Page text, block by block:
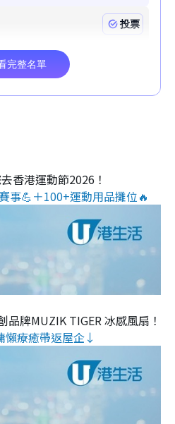
香港運動節2026！
事💪＋100+運動用品攤位🔥
品牌MUZIK TIGER 冰感風扇！
懶療癒帶返屋企↓